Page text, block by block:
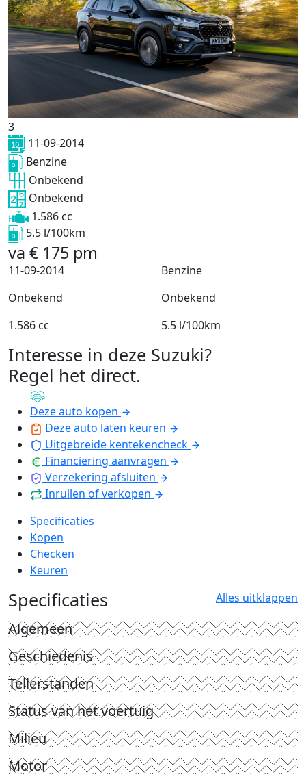
3
11-09-2014
Benzine
Onbekend
Onbekend
1.586 cc
5.5 l/100km
va € 175 pm
11-09-2014
Benzine
Onbekend
Onbekend
1.586 cc
5.5 l/100km
Interesse in deze Suzuki?
Regel het direct.
Deze auto kopen
Deze auto laten keuren
Uitgebreide kentekencheck
Financiering aanvragen
Verzekering afsluiten
Inruilen of verkopen
Specificaties
Kopen
Checken
Keuren
Specificaties Alles uitklappen
Algemeen
Geschiedenis
Tellerstanden
Status van het voertuig
Milieu
Motor